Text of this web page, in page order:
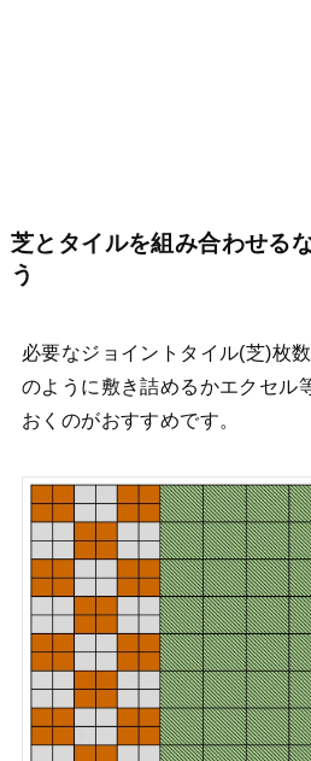
芝とタイルを組み合わせる
う
必要なジョイントタイル(芝)枚
のように敷き詰めるかエクセル
おくのがおすすめです。